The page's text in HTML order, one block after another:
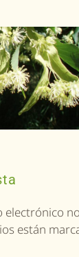
electrónico
están